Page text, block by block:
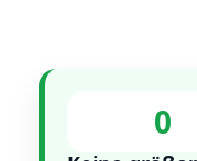
0